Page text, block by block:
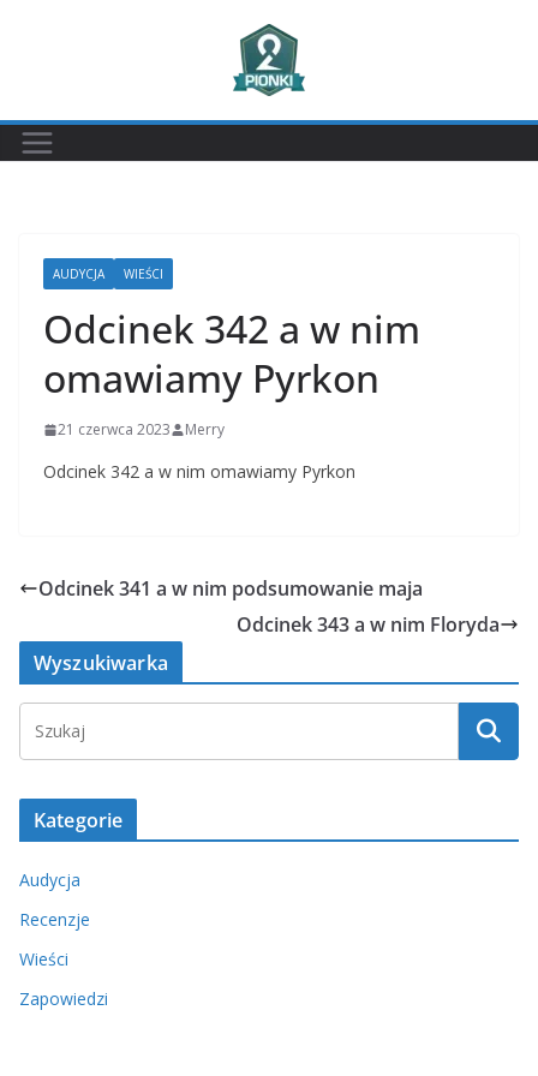
AUDYCJA WIEŚCI
Odcinek 342 a w nim
omawiamy Pyrkon
21 czerwca 2023 Merry
Odcinek 342 a w nim omawiamy Pyrkon
Odcinek 341 a w nim podsumowanie maja
Odcinek 343 a w nim Floryda
Wyszukiwarka
Kategorie
Audycja
Recenzje
Wieści
Zapowiedzi